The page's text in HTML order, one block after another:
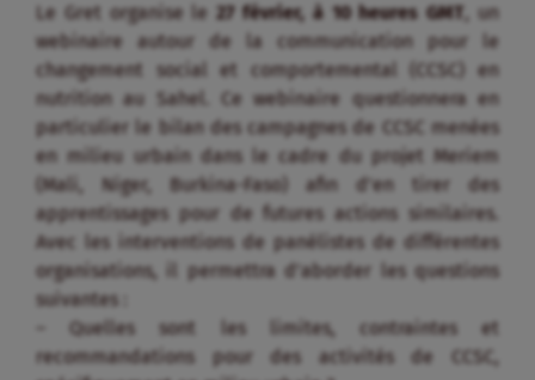
Le Gret organise le 27 février, à 10 heures GMT
, un
webinaire autour de la communication pour le
changement social et comportemental (CCSC) en
nutrition au Sahel. Ce webinaire questionnera en
particulier le bilan des campagnes de CCSC menées
en milieu urbain dans le cadre du projet Meriem
(Mali, Niger, Burkina-Faso) afin d’en tirer des
apprentissages pour de futures actions similaires.
Avec les interventions de panélistes de différentes
organisations, il permettra d’aborder les questions
suivantes :
– Quelles sont les limites, contraintes et
recommandations pour des activités de CCSC,